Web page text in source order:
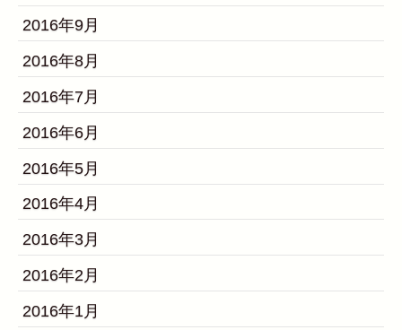
2016年9月
2016年8月
2016年7月
2016年6月
2016年5月
2016年4月
2016年3月
2016年2月
2016年1月